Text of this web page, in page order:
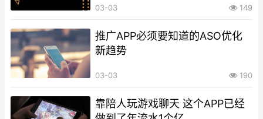
03-03 149
推广APP必须要知道的ASO优化
新趋势
03-03 190
靠陪人玩游戏聊天 这个APP已经